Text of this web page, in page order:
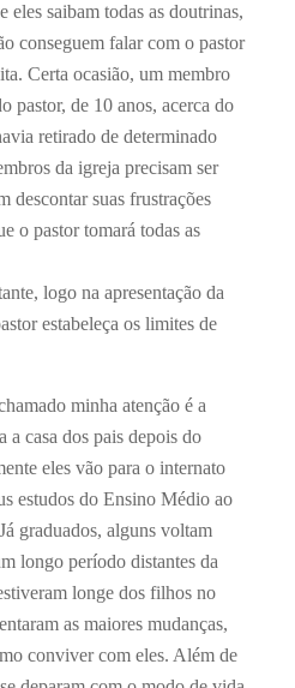
eles saibam todas as doutrinas,
conseguem falar com o pastor
Certa ocasião, um membro
pastor, de 10 anos, acerca do
retirado de determinado
da igreja precisam ser
descontar suas frustrações
o pastor tomará todas as
logo na apresentação da
estabeleça os limites de
minha atenção é a
a casa dos pais depois do
eles vão para o internato
estudos do Ensino Médio ao
graduados, alguns voltam
longo período distantes da
longe dos filhos no
as maiores mudanças,
conviver com eles. Além de